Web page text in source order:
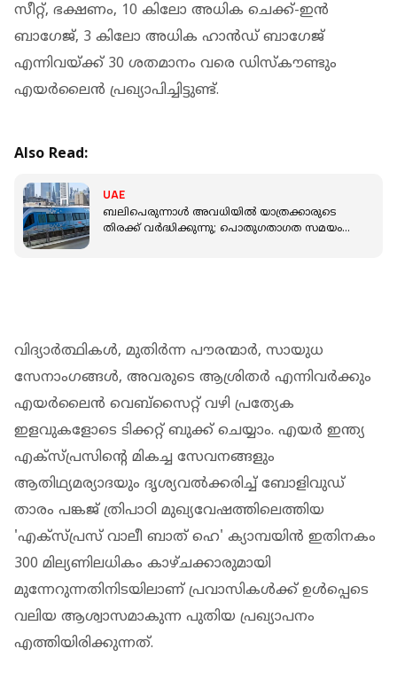
സീറ്റ്, ഭക്ഷണം, 10 കിലോ അധിക ചെക്ക്-ഇൻ
ബാഗേജ്, 3 കിലോ അധിക ഹാൻഡ് ബാഗേജ്
എന്നിവയ്ക്ക് 30 ശതമാനം വരെ ഡിസ്‌കൗണ്ടും
എയർലൈൻ പ്രഖ്യാപിച്ചിട്ടുണ്ട്.
Also Read:
UAE
ബലിപെരുന്നാൾ അവധിയിൽ യാത്രക്കാരുടെ
തിരക്ക് വർദ്ധിക്കുന്നു; പൊതു​ഗതാ​ഗത സമയം
വിദ്യാർത്ഥികൾ, മുതിർന്ന പൗരന്മാർ, സായുധ
സേനാംഗങ്ങൾ, അവരുടെ ആശ്രിതർ എന്നിവർക്കും
എയർലൈൻ വെബ്‌സൈറ്റ് വഴി പ്രത്യേക
ഇളവുകളോടെ ടിക്കറ്റ് ബുക്ക് ചെയ്യാം. എയർ ഇന്ത്യ
എക്സ്പ്രസിന്റെ മികച്ച സേവനങ്ങളും
ആതിഥ്യമര്യാദയും ദൃശ്യവൽക്കരിച്ച് ബോളിവുഡ്
താരം പങ്കജ് ത്രിപാഠി മുഖ്യവേഷത്തിലെത്തിയ
'എക്സ്പ്രസ് വാലീ ബാത് ഹെ' ക്യാമ്പയിൻ ഇതിനകം
300 മില്യണിലധികം കാഴ്ചക്കാരുമായി
മുന്നേറുന്നതിനിടയിലാണ് പ്രവാസികൾക്ക് ഉൾപ്പെടെ
വലിയ ആശ്വാസമാകുന്ന പുതിയ പ്രഖ്യാപനം
എത്തിയിരിക്കുന്നത്.